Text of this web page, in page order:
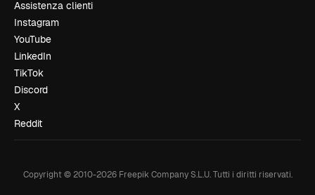
Assistenza clienti
Instagram
YouTube
LinkedIn
TikTok
Discord
X
Reddit
Copyright © 2010-2026Freepik Company S.L.U. Tutti i diritti riservati.